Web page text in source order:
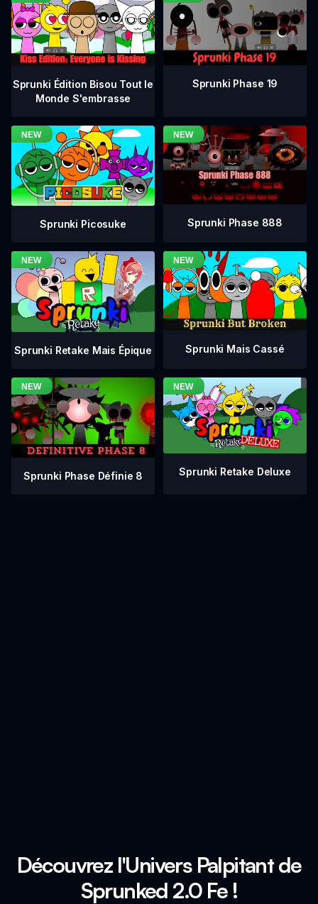
Sprunki Édition Bisou Tout le
Monde S'embrasse
Sprunki Phase 19
Sprunki Picosuke Sprunki Phase 888
Sprunki Retake Mais Épique Sprunki Mais Cassé
Sprunki Phase Définie 8 Sprunki Retake Deluxe
Découvrez l'Univers Palpitant de
Sprunked 2.0 Fe !